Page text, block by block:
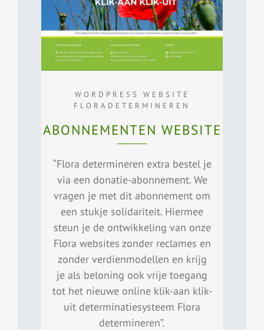
WORDPRESS WEBSITE
FLORADETERMINEREN
ABONNEMENTEN WEBSITE
“Flora determineren extra bestel je
via een donatie-abonnement. We
vragen je met dit abonnement om
een stukje solidariteit. Hiermee
steun je de ontwikkeling van onze
Flora websites zonder reclames en
zonder verdienmodellen en krijg
je als beloning ook vrije toegang
tot het nieuwe online klik-aan klik-
uit determinatiesysteem Flora
determineren”.